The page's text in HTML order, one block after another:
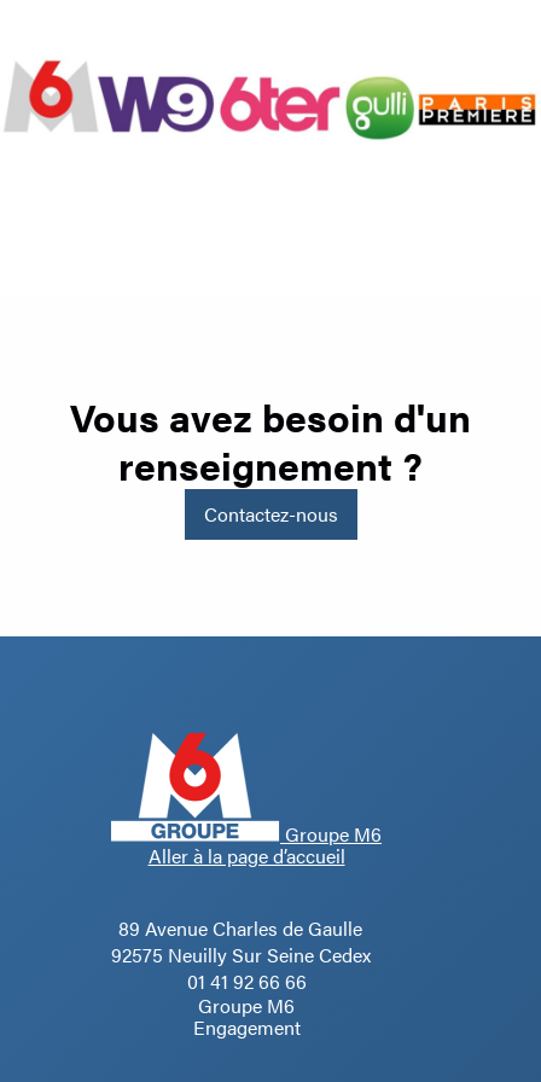
Vous avez besoin d'un
renseignement ?
Contactez-nous
Groupe M6
Aller à la page d’accueil
89 Avenue Charles de Gaulle
92575 Neuilly Sur Seine Cedex
01 41 92 66 66
Groupe M6
Engagement